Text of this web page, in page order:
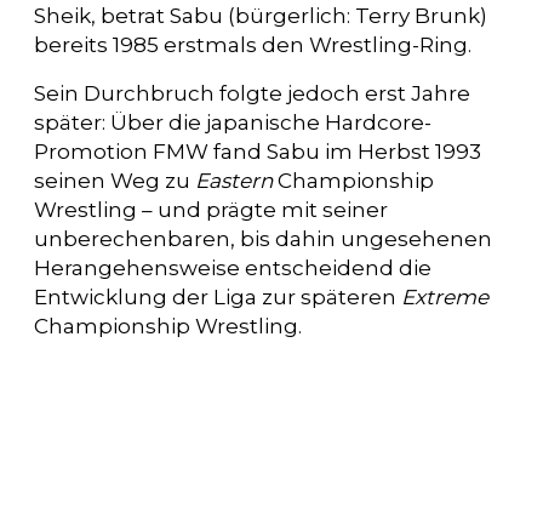
Sheik, betrat Sabu (bürgerlich: Terry Brunk)
bereits 1985 erstmals den Wrestling-Ring.
Sein Durchbruch folgte jedoch erst Jahre
später: Über die japanische Hardcore-
Promotion FMW fand Sabu im Herbst 1993
seinen Weg zu EasternChampionship
Wrestling – und prägte mit seiner
unberechenbaren, bis dahin ungesehenen
Herangehensweise entscheidend die
Entwicklung der Liga zur späteren Extreme
Championship Wrestling.